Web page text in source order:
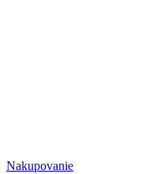
Nakupovanie